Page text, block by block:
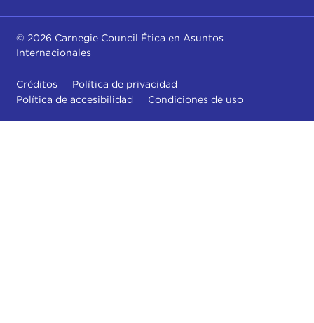
© 2026 Carnegie Council Ética en Asuntos
Internacionales
Créditos
Política de privacidad
Política de accesibilidad
Condiciones de uso